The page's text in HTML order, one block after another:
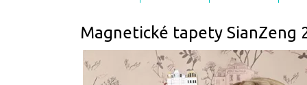
Magnetické tapety SianZeng